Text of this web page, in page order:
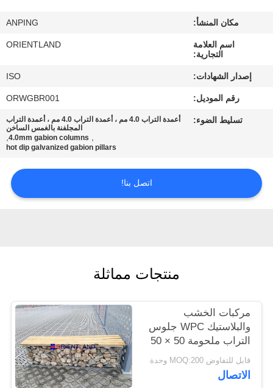
مراقبة
الجودة
اطلب
PRIVACY
POLICY
مكان المنشأ: ANPING
اسم العلامة
التجارية:
ORIENTLAND
إصدار الشهادات: ISO
رقم الموديل: ORWGBR001
تسليط الضوء:
أعمدة التراب 4.0 مم ، أعمدة التراب 4.0 مم ، أعمدة التراب
المجلفنة بالغمس الساخن
,
4.0mm gabion columns
,
hot dip galvanized gabion pillars
اتصل بنا!
منتجات مماثلة
مركبات الخشب
والبلاستيك WPC جلوس
التراب ملحومة 50 × 50
مم 2 م × 0.5 م × 0.5 م
قابل للتفاوض MOQ:200 وحدة
الاتصال